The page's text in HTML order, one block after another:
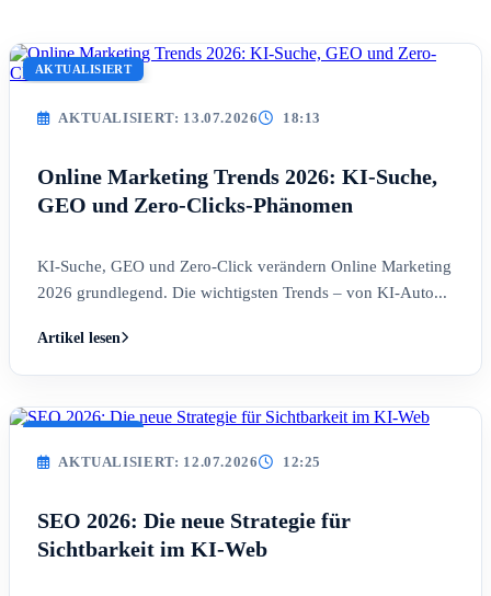
AKTUALISIERT
AKTUALISIERT: 13.07.2026 18:13
Online Marketing Trends 2026: KI-Suche,
GEO und Zero-Clicks-Phänomen
KI-Suche, GEO und Zero-Click verändern Online Marketing
2026 grundlegend. Die wichtigsten Trends – von KI-Auto...
Artikel lesen
AKTUALISIERT: 12.07.2026 12:25
SEO 2026: Die neue Strategie für
Sichtbarkeit im KI-Web